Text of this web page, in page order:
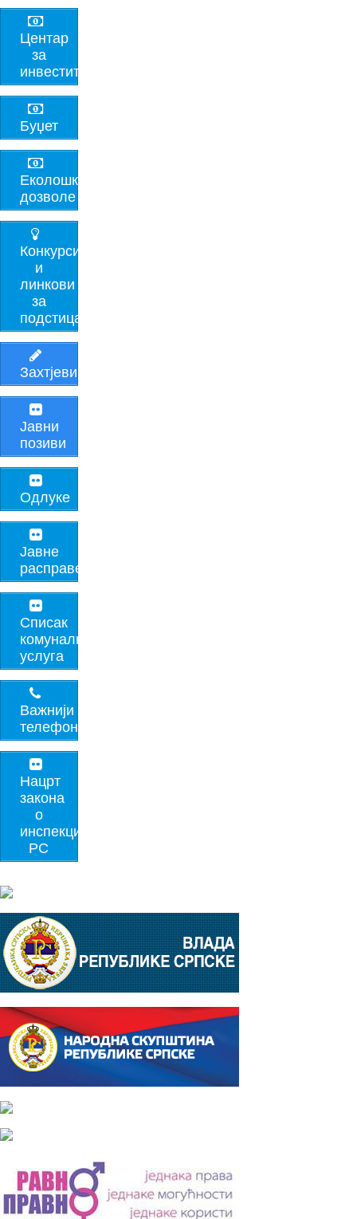
Центар
за
инвеститоре
Буџет
Еколошке
дозволе
Конкурси
и
линкови
за
подстицаје
Захтјеви
Јавни
позиви
Одлуке
Јавне
расправе
Списак
комуналних
услуга
Важнији
телефони
Нацрт
закона
о
инспекцијама
РС